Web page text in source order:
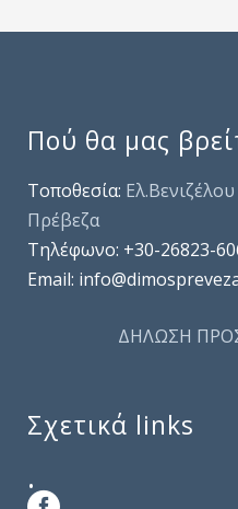
Πού θα μας
Τοποθεσία:
Πρέβεζα
Τηλέφωνo: +30-26823-
Email:
ΔΗΛΩΣΗ
Σχετικά links
.